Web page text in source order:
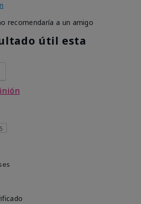
recomendaría a un amigo
útil esta
5